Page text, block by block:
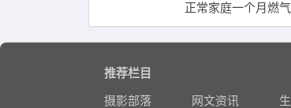
正常家庭一个月燃
推荐栏目
摄影部落 网文资讯